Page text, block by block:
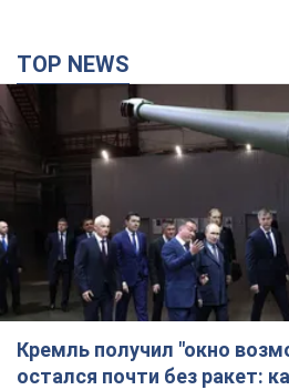
TOP NEWS
Кремль получил "окно
остался почти без ракет: